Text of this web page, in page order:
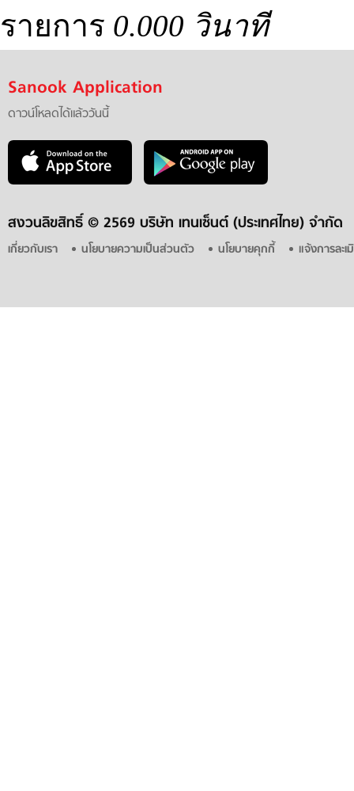
รายการ 0.000 วินาที
Sanook Application
ดาวน์โหลดได้แล้ววันนี้
สงวนลิขสิทธิ์ © 2569 บริษัท เทนเซ็นต์ (ประเทศไทย) จำกัด
เกี่ยวกับเรา นโยบายความเป็นส่วนตัว นโยบายคุกกี้ แจ้งการละ